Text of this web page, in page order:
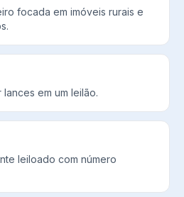
focada em imóveis rurais e
em um leilão.
leiloado com número